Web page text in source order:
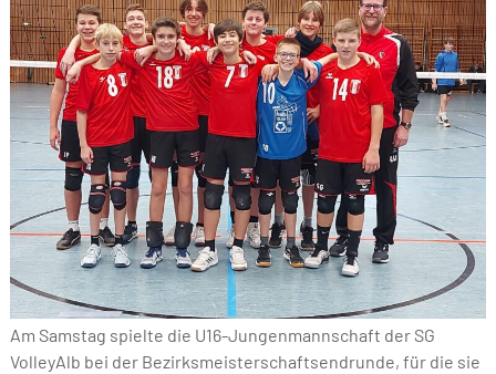
Am Samstag spielte die U16-Jungenmannschaft der SG
VolleyAlb bei der Bezirksmeisterschaftsendrunde, für die sie